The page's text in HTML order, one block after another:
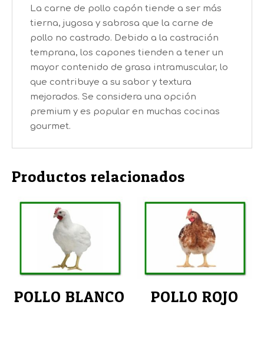
La carne de pollo capón tiende a ser más
tierna, jugosa y sabrosa que la carne de
pollo no castrado. Debido a la castración
temprana, los capones tienden a tener un
mayor contenido de grasa intramuscular, lo
que contribuye a su sabor y textura
mejorados. Se considera una opción
premium y es popular en muchas cocinas
gourmet.
Productos relacionados
POLLO BLANCO POLLO ROJO